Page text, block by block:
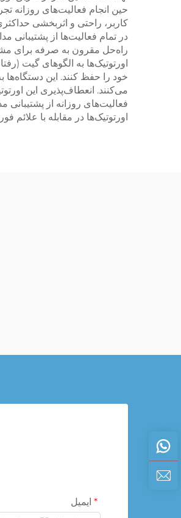
حین انجام فعالیت‌های روزانه
کاربر، راحتی و اثربخشی
در تمام فعالیت‌ها از پشتیبانی
راه‌حل مقرون به صرفه برای
اورتوتیک‌ها به الگوهای گیت
خود را حفظ کنند. این دستگاه‌ها
می‌کنند. انعطاف‌پذیری این
فعالیت‌های روزانه از پشتیبانی
اورتوتیک‌ها در مقابله با
ایمیل